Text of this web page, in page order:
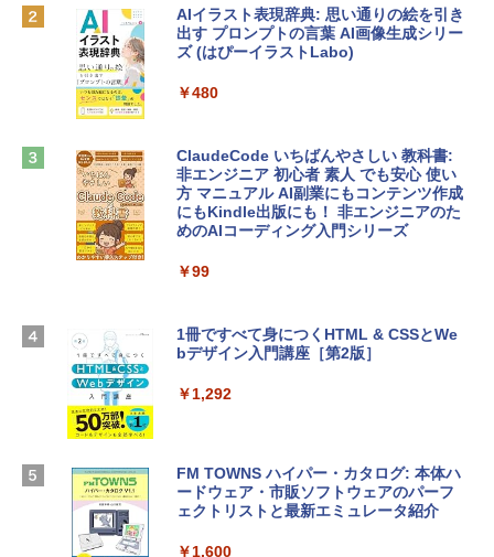
￥119,800
ンケース Dell NEC Lavie ASUS HP dyna
￥2,952
Apple 2026 MacBook Air M5チップ搭載
13インチノートブック：AIとApple Intell
スプレイ、16GBユニファイドメモリ、1
D - シルバー
SSD インテル Core 5
￥129,800
Robloxギフトカード - 1000 Robux 【限
定バーチャルアイテムを含む】 【オンラ
ラインコード版
Microsoft Office Home & Business 202
4(最新 永続版)|オンラインコード版|Wind
ows11、10/mac対応|PC2台
￥39,582
Robloxギフトカード - 2,000 Robux 【限
定バーチャルアイテムを含む】 【オンラ
ラインコード版
Windows版 | Minecraft (マインクラフ
ト): Java & Bedrock Edition | オンライ
AIイラスト表現辞典: 思い通りの絵を引き
出す プロンプトの言葉 AI画像生成シリー
ズ (はぴーイラストLabo)
￥480
ClaudeCode いちばんやさしい 教科書:
非エンジニア 初心者 素人 でも安心 使い
方 マニュアル AI副業にもコンテンツ作成
にもKindle出版にも！ 非エンジニアのた
めのAIコーディング入門シリーズ
￥99
1冊ですべて身につくHTML & CSSとWe
bデザイン入門講座［第2版］
￥1,292
FM TOWNS ハイパー・カタログ: 本体ハ
ードウェア・市販ソフトウェアのパーフ
ェクトリストと最新エミュレータ紹介
￥1,600